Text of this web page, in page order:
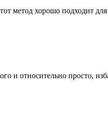
метод хорошо подходит
и относительно просто,